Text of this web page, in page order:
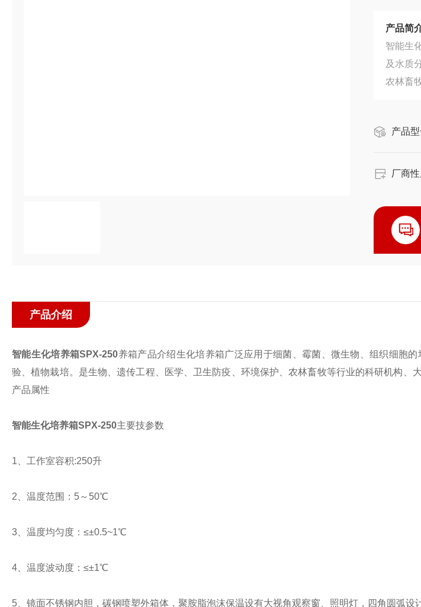
产品简
智能生
及水质
农林畜
产品型
厂商性
产品介绍
智能生化培养箱SPX-250养箱产品介绍生化培养箱广泛应用于细菌、霉菌、微生物、组织细胞
验、植物栽培。是生物、遗传工程、医学、卫生防疫、环境保护、农林畜牧等行业的科研机构、
产品属性
智能生化培养箱SPX-250主要技参数
1、工作室容积:250升
2、温度范围：5～50℃
3、温度均匀度：≤±0.5~1℃
4、温度波动度：≤±1℃
5、镜面不锈钢内胆，碳钢喷塑外箱体，聚胺脂泡沫保温设有大视角观察窗、照明灯，四角圆弧设